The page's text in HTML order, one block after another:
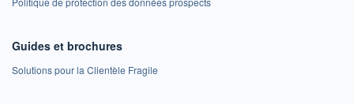
Guides et brochures
Solutions pour la Clientèle Fragile